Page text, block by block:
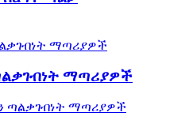
ማጣሪያዎች